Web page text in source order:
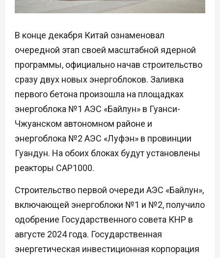
В конце декабря Китай ознаменовал
очередной этап своей масштабной ядерной
программы, официально начав строительство
сразу двух новых энергоблоков. Заливка
первого бетона произошла на площадках
энергоблока №1 АЭС «Байлун» в Гуанси-
Чжуанском автономном районе и
энергоблока №2 АЭС «Луфэн» в провинции
Гуандун. На обоих блоках будут установлены
реакторы CAP1000.
Строительство первой очереди АЭС «Байлун»,
включающей энергоблоки №1 и №2, получило
одобрение Государственного совета КНР в
августе 2024 года. Государственная
энергетическая инвестиционная корпорация